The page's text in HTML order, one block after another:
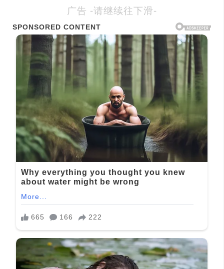
广告 -请继续往下滑-